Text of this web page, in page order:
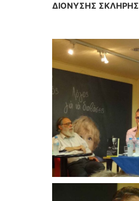
ΔΙΟΝΥΣΗΣ ΣΚΛΗΡΗΣ